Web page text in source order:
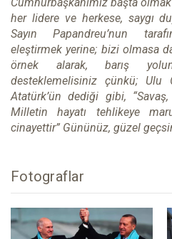
her lidere ve herkese, saygı
Sayın Papandreu’nun
eleştirmek yerine; bizi olmasa
örnek alarak, barış
desteklemelisiniz çünkü; Ulu
Atatürk’ün dediği gibi,
Milletin hayatı tehlikeye
cinayettir” Gününüz, güzel
Fotograflar